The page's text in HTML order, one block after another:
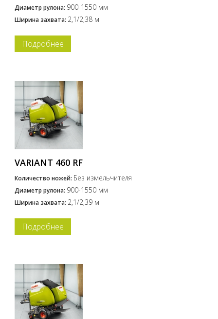
Диаметр рулона: 900-1550 мм
Ширина захвата: 2,1/2,38 м
Подробнее
VARIANT 460 RF
Количество ножей: Без измельчителя
Диаметр рулона: 900-1550 мм
Ширина захвата: 2,1/2,39 м
Подробнее